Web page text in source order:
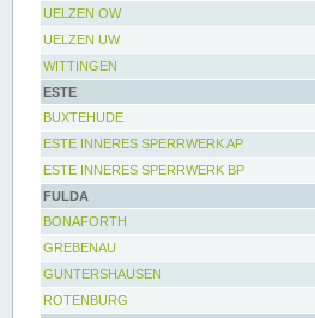
UELZEN OW
UELZEN UW
WITTINGEN
ESTE
BUXTEHUDE
ESTE INNERES SPERRWERK AP
ESTE INNERES SPERRWERK BP
FULDA
BONAFORTH
GREBENAU
GUNTERSHAUSEN
ROTENBURG